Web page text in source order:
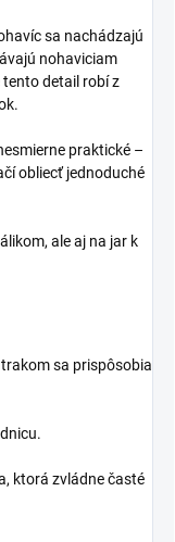
sa nachádzajú
nohaviciam
detail robí z
praktické –
obliecť jednoduché
ale aj na jar k
sa prispôsobia
ktorá zvládne časté